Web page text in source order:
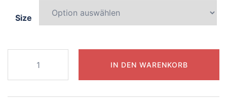
Size
chameleon
Menge
IN DEN WARENKORB